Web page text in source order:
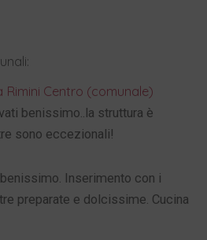
Centro (comunale)
benissimo..la struttura è
sono eccezionali!
Inserimento con i
preparate e dolcissime. Cucina